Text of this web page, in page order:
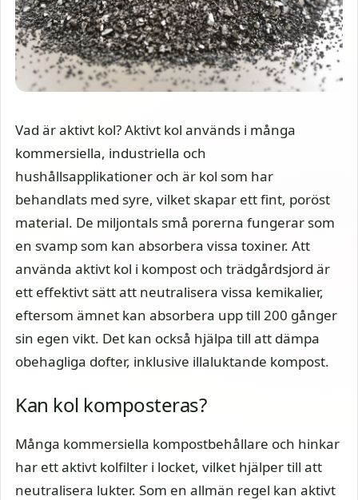
Vad är aktivt kol? Aktivt kol används i många
kommersiella, industriella och
hushållsapplikationer och är kol som har
behandlats med syre, vilket skapar ett fint, poröst
material. De miljontals små porerna fungerar som
en svamp som kan absorbera vissa toxiner. Att
använda aktivt kol i kompost och trädgårdsjord är
ett effektivt sätt att neutralisera vissa kemikalier,
eftersom ämnet kan absorbera upp till 200 gånger
sin egen vikt. Det kan också hjälpa till att dämpa
obehagliga dofter, inklusive illaluktande kompost.
Kan kol komposteras?
Många kommersiella kompostbehållare och hinkar
har ett aktivt kolfilter i locket, vilket hjälper till att
neutralisera lukter. Som en allmän regel kan aktivt